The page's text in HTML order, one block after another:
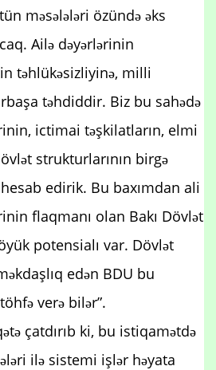
məsələləri özündə əks
Ailə dəyərlərinin
təhlükəsizliyinə, milli
təhdiddir. Biz bu sahədə
ictimai təşkilatların, elmi
strukturlarının birgə
edirik. Bu baxımdan ali
flaqmanı olan Bakı Dövlət
potensialı var. Dövlət
edən BDU bu
verə bilər”.
çatdırıb ki, bu istiqamətdə
ilə sistemi işlər həyata